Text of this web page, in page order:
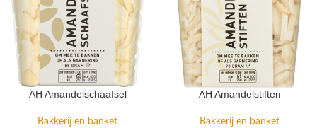
AH Amandelschaafsel
Bakkerij en banket
AH Amandelstiften
Bakkerij en banket